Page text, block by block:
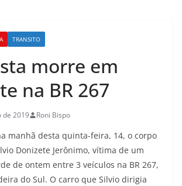
TRANSITO
morre em
na BR 267
de 2019 Roni Bispo
manhã desta quinta-feira, 14, o corpo
Donizete Jerônimo, vítima de um
de ontem entre 3 veículos na BR 267,
do Sul. O carro que Silvio dirigia